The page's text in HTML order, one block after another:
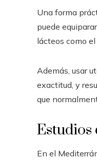
Una forma
puede
lácteos como
Además, usar
exactitud, y
que
Estudios
En el